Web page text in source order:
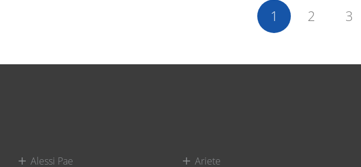
1 2 3
Alessi Pae
Ariete